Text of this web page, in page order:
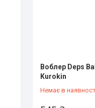
Воблер Deps
Kurokin
Немає в